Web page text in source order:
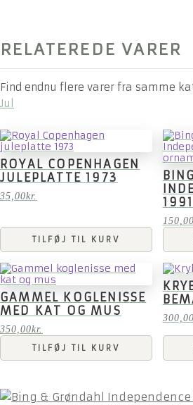
RELATEREDE VARER
Find endnu flere varer fra samme
Jul
ROYAL COPENHAGEN
JULEPLATTE 1973
35,00kr.
TILFØJ TIL KURV
150,00
GAMMEL KOGLENISSE
MED KAT OG MUS
350,00kr.
TILFØJ TIL KURV
300,00